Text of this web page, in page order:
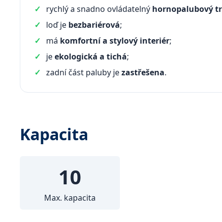
rychlý a snadno ovládatelný hornopalubový
loď je bezbariérová;
má komfortní a stylový interiér;
jeekologická a tichá;
zadní část paluby jezastřešena.
Kapacita
10
Max. kapacita